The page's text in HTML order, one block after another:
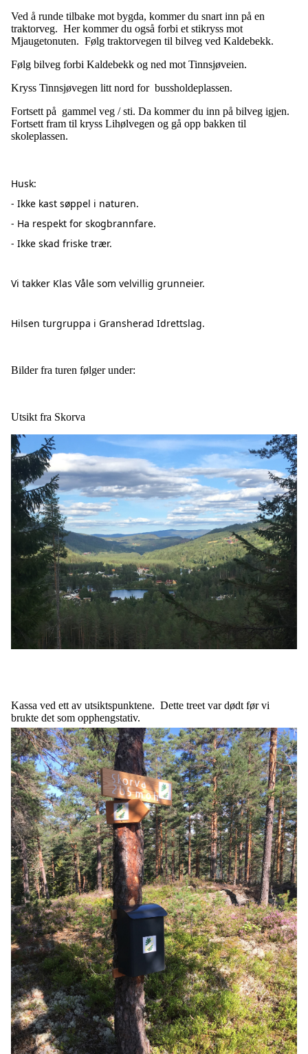
Ved å runde tilbake mot bygda, kommer du snart inn på en
traktorveg. Her kommer du også forbi et stikryss mot
Mjaugetonuten. Følg traktorvegen til bilveg ved Kaldebekk.
Følg bilveg forbi Kaldebekk og ned mot Tinnsjøveien.
Kryss Tinnsjøvegen litt nord for bussholdeplassen.
Fortsett på gammel veg / sti. Da kommer du inn på bilveg igjen.
Fortsett fram til kryss Lihølvegen og gå opp bakken til
skoleplassen.
Husk:
- Ikke kast søppel i naturen.
- Ha respekt for skogbrannfare.
- Ikke skad friske trær.
Vi takker Klas Våle som velvillig grunneier.
Hilsen turgruppa i Gransherad Idrettslag.
Bilder fra turen følger under:
Utsikt fra Skorva
Kassa ved ett av utsiktspunktene. Dette treet var dødt før vi
brukte det som opphengstativ.